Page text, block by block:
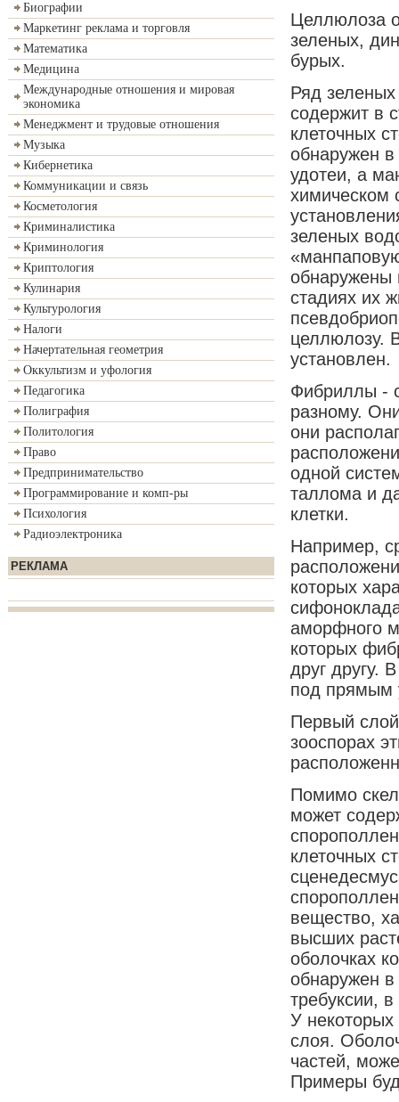
Биографии
Маркетинг реклама и торговля
Математика
Медицина
Международные отношения и мировая
экономика
Менеджмент и трудовые отношения
Музыка
Кибернетика
Коммуникации и связь
Косметология
Криминалистика
Криминология
Криптология
Кулинария
Культурология
Налоги
Начертательная геометрия
Оккультизм и уфология
Педагогика
Полиграфия
Политология
Право
Предпринимательство
Программирование и комп-ры
Психология
Радиоэлектроника
РЕКЛАМА
Целлюлоза
зеленых,
бурых.
Ряд
содержит в
клеточных
обнаружен в
удотеи, а
химическом
зеленых
обнаружены
стадиях их
целлюлозу.
установлен.
Фибриллы -
разному.
они
одной
таллома и
клетки.
Например,
которых
аморфного
которых
друг другу.
под прямым
Первый
зооспорах
Помимо
может
клеточных
вещество,
высших
оболочках
обнаружен в
требуксии, в
У некоторых
слоя.
частей,
Примеры